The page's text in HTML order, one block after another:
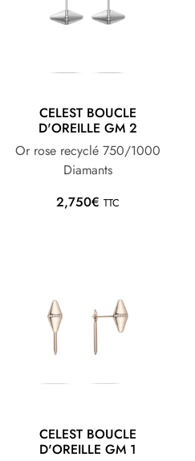
CELEST BOUCLE
D'OREILLE GM 2
Or rose recyclé 750/1000
Diamants
2,750€ TTC
CELEST BOUCLE
D'OREILLE GM 1